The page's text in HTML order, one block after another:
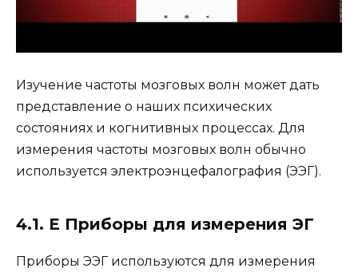
Изучение частоты мозговых волн может дать
представление о наших психических
состояниях и когнитивных процессах. Для
измерения частоты мозговых волн обычно
используется электроэнцефалография (ЭЭГ).
4.1. E Приборы для измерения ЭГ
Приборы ЭЭГ используются для измерения